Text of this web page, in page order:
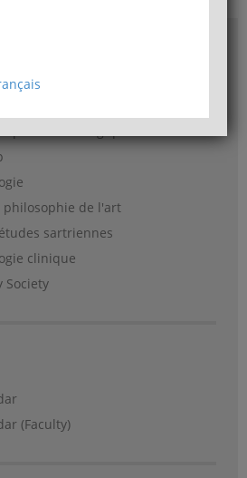
Library
philosophie de l'art
sartriennes
clinique
Society
(Faculty)